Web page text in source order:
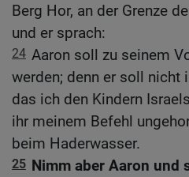
Berg Hor, an der Grenze
und er sprach:
24 Aaron soll zu seinem
werden; denn er soll nicht
das ich den Kindern
ihr meinem Befehl
beim Haderwasser.
25 Nimm aber Aaron und